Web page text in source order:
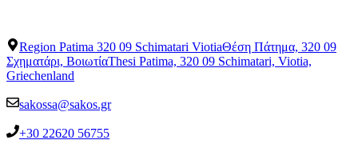
Region Patima 320 09 Schimatari ViotiaΘέση Πάτημα, 320 09
Σχηματάρι, ΒοιωτίαThesi Patima, 320 09 Schimatari, Viotia,
Griechenland
sakossa@sakos.gr
+30 22620 56755